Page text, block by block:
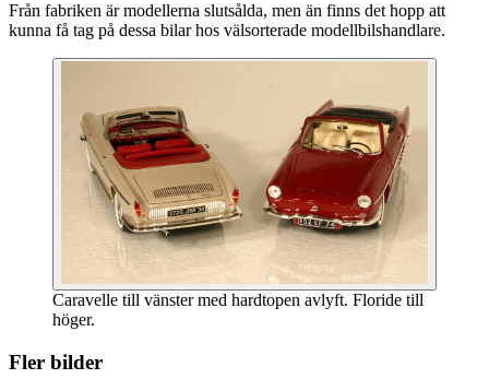
Från fabriken är modellerna slutsålda, men än finns det hopp att
kunna få tag på dessa bilar hos välsorterade modellbilshandlare.
Caravelle till vänster med hardtopen avlyft. Floride till
höger.
Fler bilder